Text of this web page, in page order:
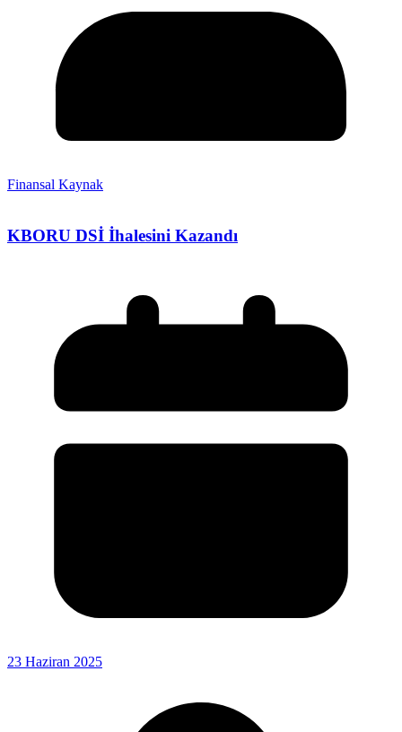
Finansal Kaynak
KBORU DSİ İhalesini Kazandı
23 Haziran 2025